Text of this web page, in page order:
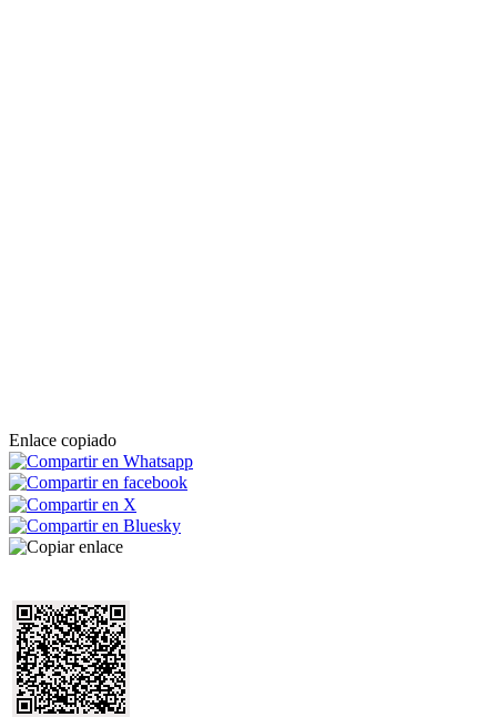
Enlace copiado